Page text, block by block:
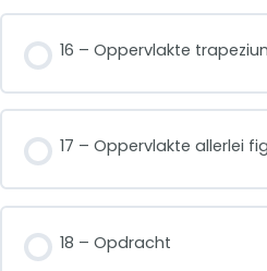
16 – Oppervlakte
17 – Oppervlakte allerlei
18 – Opdracht